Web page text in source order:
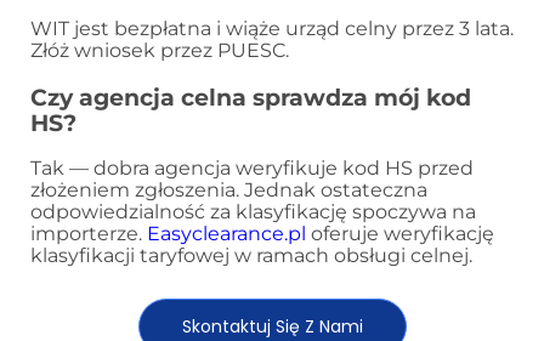
WIT jest bezpłatna i wiąże urząd celny przez 3 lata.
Złóż wniosek przez PUESC.
Czy agencja celna sprawdza mój kod
HS?
Tak — dobra agencja weryfikuje kod HS przed
złożeniem zgłoszenia. Jednak ostateczna
odpowiedzialność za klasyfikację spoczywa na
importerze. Easyclearance.pl oferuje weryfikację
klasyfikacji taryfowej w ramach obsługi celnej.
Skontaktuj Się Z Nami